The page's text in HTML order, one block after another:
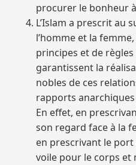
procurer le bonheur à
L’Islam a prescrit au
l’homme et la
principes et de
garantissent la
nobles de ces
rapports
En effet, en
son regard face à la
en prescrivant le port
voile pour le corps et